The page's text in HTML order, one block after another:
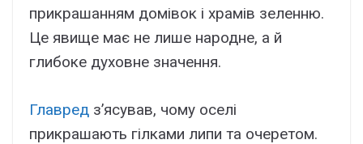
прикрашанням домівок і храмів зеленню.
Це явище має не лише народне, а й
глибоке духовне значення.
Главред з’ясував, чому оселі
прикрашають гілками липи та очеретом.